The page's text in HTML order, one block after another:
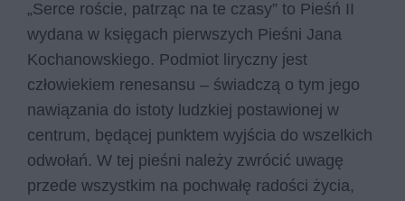
„Serce roście, patrząc na te czasy” to Pieśń II
wydana w księgach pierwszych Pieśni Jana
Kochanowskiego. Podmiot liryczny jest
człowiekiem renesansu – świadczą o tym jego
nawiązania do istoty ludzkiej postawionej w
centrum, będącej punktem wyjścia do wszelkich
odwołań. W tej pieśni należy zwrócić uwagę
przede wszystkim na pochwałę radości życia,